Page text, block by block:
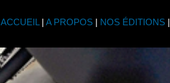
ACCUEIL | A PROPOS| NOS ÉDITIONS|